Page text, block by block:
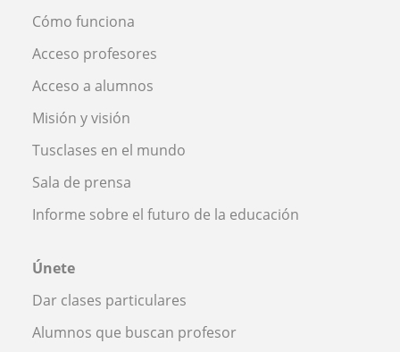
Cómo funciona
Acceso profesores
Acceso a alumnos
Misión y visión
Tusclases en el mundo
Sala de prensa
Informe sobre el futuro de la educación
Únete
Dar clases particulares
Alumnos que buscan profesor